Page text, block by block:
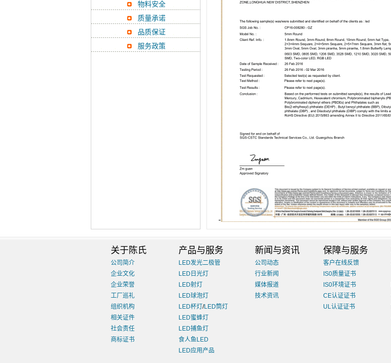
物料安全
质量承诺
品质保证
服务政策
-
关于陈氏
公司简介
企业文化
企业荣誉
工厂巡礼
组织机构
相关证件
社会责任
商标证书
产品与服务
LED发光二极管
LED日光灯
LED射灯
LED球泡灯
LED杯灯 /LED筒灯
LED蜜蜂灯
LED捕鱼灯
食人鱼LED
LED应用产品
新闻与资讯
公司动态
行业新闻
媒体报道
技术资讯
保障与服务
客户在线反馈
IS0质量证书
IS0环境证书
CE认证证书
UL认证证书